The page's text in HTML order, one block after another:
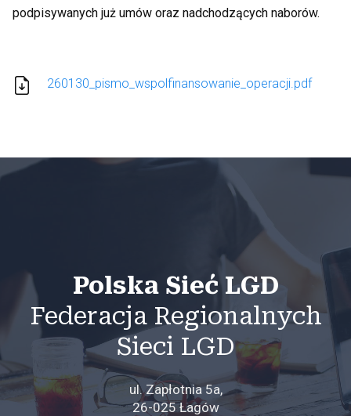
podpisywanych już umów oraz nadchodzących naborów.
260130_pismo_wspolfinansowanie_operacji.pdf
Polska Sieć LGD
Federacja Regionalnych
Sieci LGD
ul. Zapłotnia 5a,
26-025 Łagów